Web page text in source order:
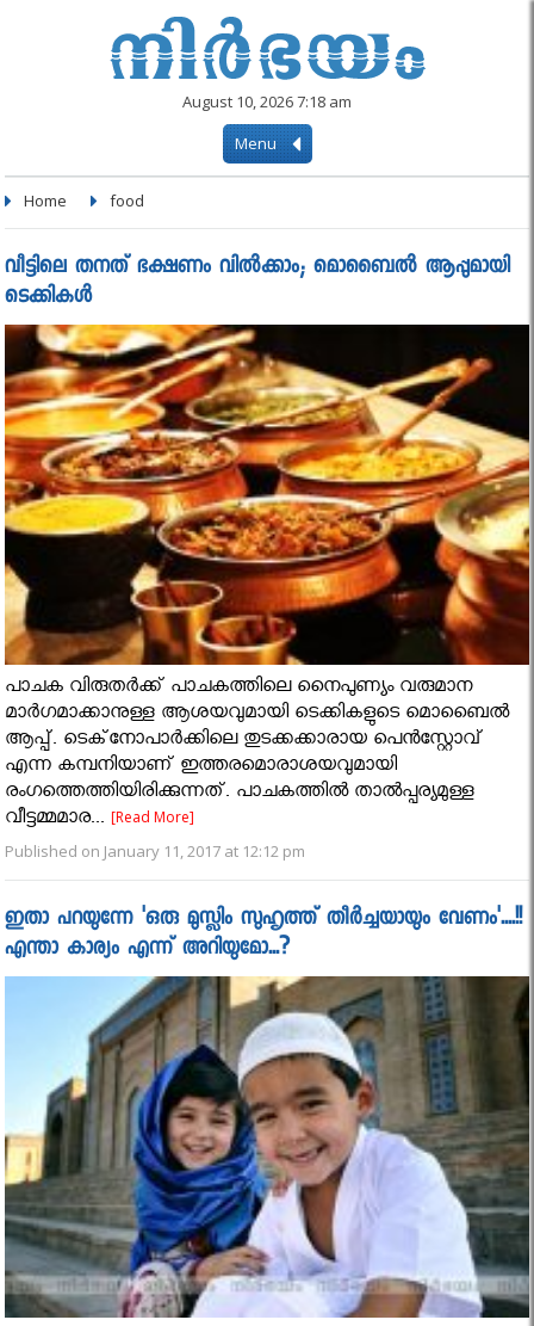
August 10, 2026 7:18 am
Menu
Home food
വീട്ടിലെ തനത് ഭക്ഷണം വില്‍ക്കാം; മൊബൈല്‍ ആപ്പുമായി
ടെക്കികള്‍
പാചക വിരുതര്‍ക്ക് പാചകത്തിലെ നൈപുണ്യം വരുമാന
മാര്‍ഗമാക്കാനുള്ള ആശയവുമായി ടെക്കികളുടെ മൊബൈല്‍
ആപ്പ്. ടെക്‌നോപാര്‍ക്കിലെ തുടക്കക്കാരായ പെന്‍സ്റ്റോവ്
എന്ന കമ്പനിയാണ് ഇത്തരമൊരാശയവുമായി
രംഗത്തെത്തിയിരിക്കുന്നത്. പാചകത്തില്‍ താല്‍പ്പര്യമുള്ള
വീട്ടമ്മമാര...[Read More]
Published on January 11, 2017 at 12:12 pm
ഇതാ പറയുന്നേ 'ഒരു മുസ്ലിം സുഹൃത്ത് തീർച്ചയായും വേണം'....!!
എന്താ കാര്യം എന്ന് അറിയുമോ...?